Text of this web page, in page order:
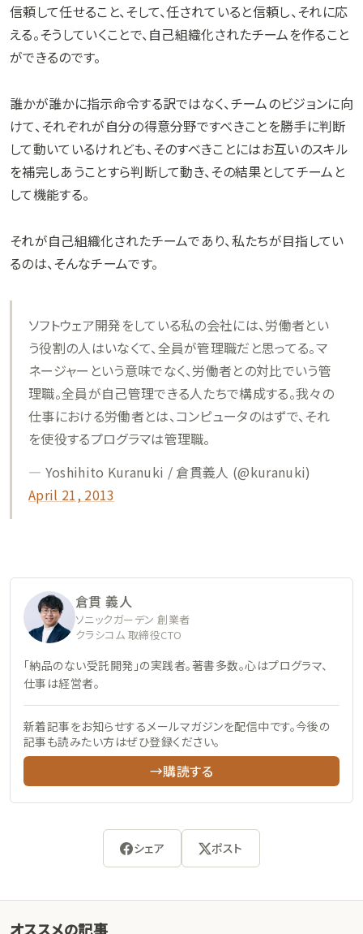
信頼して任せること、そして、任されていると信頼し、それに応
える。そうしていくことで、自己組織化されたチームを作ること
ができるのです。
誰かが誰かに指示命令する訳ではなく、チームのビジョンに向
けて、それぞれが自分の得意分野ですべきことを勝手に判断
して動いているけれども、そのすべきことにはお互いのスキル
を補完しあうことすら判断して動き、その結果としてチームと
して機能する。
それが自己組織化されたチームであり、私たちが目指してい
るのは、そんなチームです。
ソフトウェア開発をしている私の会社には、労働者とい
う役割の人はいなくて、全員が管理職だと思ってる。マ
ネージャーという意味でなく、労働者との対比でいう管
理職。全員が自己管理できる人たちで構成する。我々の
仕事における労働者とは、コンピュータのはずで、それ
を使役するプログラマは管理職。
— Yoshihito Kuranuki / 倉貫義人 (@kuranuki)
April 21, 2013
倉貫 義人
ソニックガーデン 創業者
クラシコム 取締役CTO
「納品のない受託開発」の実践者。著書多数。心はプログラマ、
仕事は経営者。
新着記事をお知らせするメールマガジンを配信中です。今後の
記事も読みたい方はぜひ登録ください。
→購読する
シェア ポスト
オススメの記事